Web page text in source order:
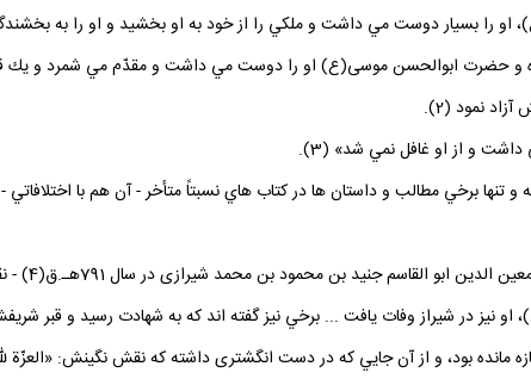
او را بسيار دوست مي‌ داشت و ملكي را از خود به او بخشيد و او را به
بوده و حضرت ابوالحسن موسى(ع) او را دوست مي‌ داشت و مقدّم مي‌ شمرد و يك
نمود (2).
و از او غافل نمي‌ شد» (3).
و تنها برخي مطالب و داستان‌ ها در كتاب‌ هاي نسبتاً متأخر - آن هم با
حاج شيخ عباس
نيز در شيراز وفات يافت ... برخي نيز گفته‌ اند كه به شهادت رسيد و قبر
مانده بود، و از آن‌ جايي كه در دست انگشترى داشته كه نقش نگينش: